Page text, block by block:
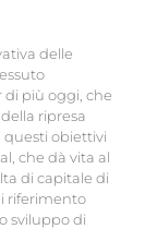
delle
di più oggi, che
ripresa
questi obiettivi
che dà vita al
di capitale di
riferimento
sviluppo di